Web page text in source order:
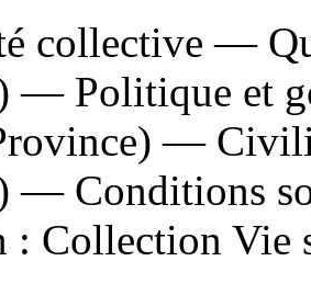
collective —
— Politique et
—
— Conditions
: Collection Vie